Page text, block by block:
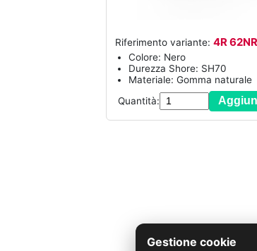
Riferimento variante: 4R
Colore: Nero
Durezza Shore: SH70
Materiale: Gomma naturale
Quantità:
Gestione cookie